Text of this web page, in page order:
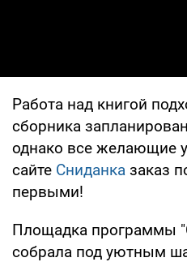
Работа над книгой
сборника
однако все желающие
сайте Сниданка заказ
первыми!
Площадка программы
собрала под уютным